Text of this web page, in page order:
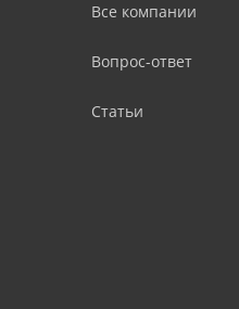
Все компании
Вопрос-ответ
Статьи